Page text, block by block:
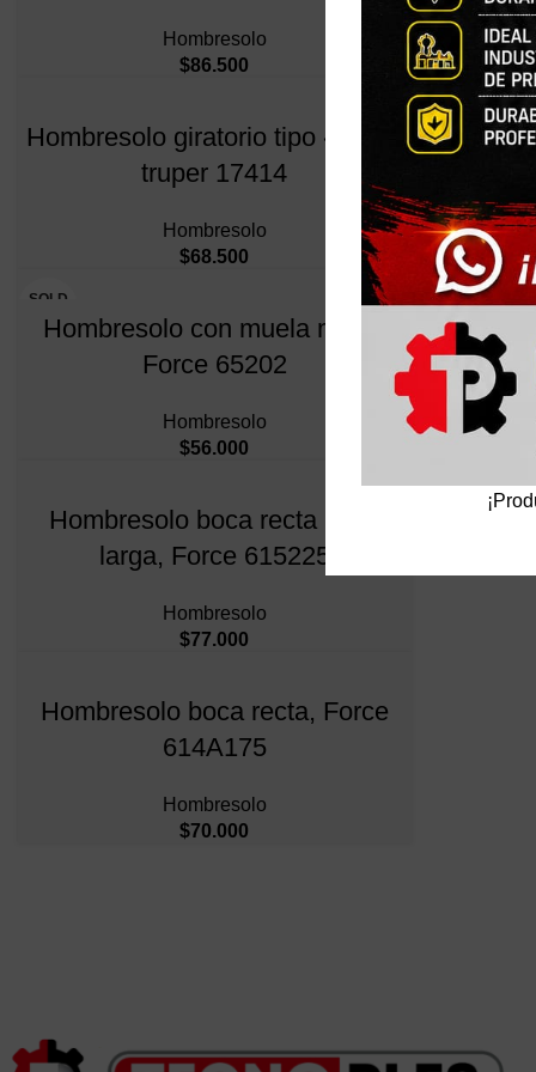
Hombresolo
$86.500
Hombresolo giratorio tipo «c» 9″,
truper 17414
Hombresolo
$68.500
SOLD
OUT
Hombresolo con muela movil,
Force 65202
Hombresolo
$56.000
Hombresolo boca recta nariz
larga, Force 615225
Hombresolo
$77.000
Hombresolo boca recta, Force
614A175
Hombresolo
$70.000